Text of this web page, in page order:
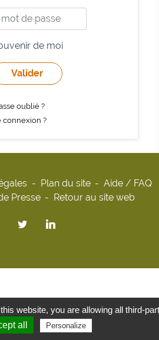
de moi
oublié ?
connexion ?
Plan du site
Aide / FAQ
Presse
Retour au site web
website, you are allowing all third-
all Personalize